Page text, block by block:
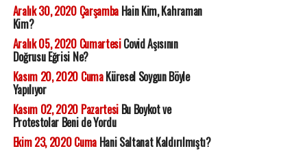
Aralık 30, 2020 ÇarşambaHain Kim, Kahraman
Kim?
Aralık 05, 2020 CumartesiCovid Aşısının
Doğrusu Eğrisi Ne?
Kasım 20, 2020 CumaKüresel Soygun Böyle
Yapılıyor
Kasım 02, 2020 PazartesiBu Boykot ve
Protestolar Beni de Yordu
Ekim 23, 2020 CumaHani Saltanat Kaldırılmıştı?